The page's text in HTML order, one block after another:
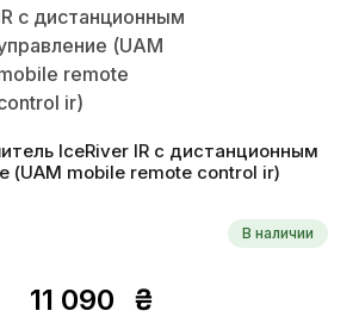
IceRiver IR с дистанционным
(UAM mobile remote control ir)
В наличии
11 090 ₴